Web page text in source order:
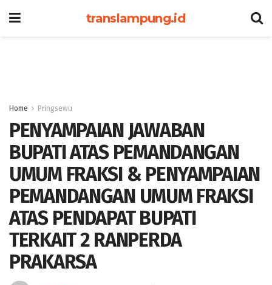
translampung.id
Home Pringsewu
PENYAMPAIAN JAWABAN
BUPATI ATAS PEMANDANGAN
UMUM FRAKSI & PENYAMPAIAN
PEMANDANGAN UMUM FRAKSI
ATAS PENDAPAT BUPATI
TERKAIT 2 RANPERDA
PRAKARSA